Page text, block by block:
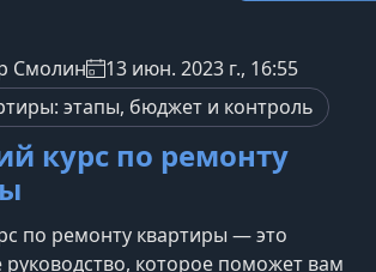
в своём доме или
строится вокруг реальных задач и
всего процесса ремонта — от идеи до
прос
Смолин
13 июн. 2023 г., 16:55
этапы, бюджет и контроль
курс по ремонту
по ремонту квартиры — это
руководство, которое поможет вам